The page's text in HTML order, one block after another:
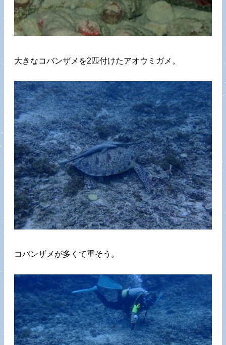
大きなコバンザメを2匹付けたアオウミガメ。
コバンザメが多くて重そう。